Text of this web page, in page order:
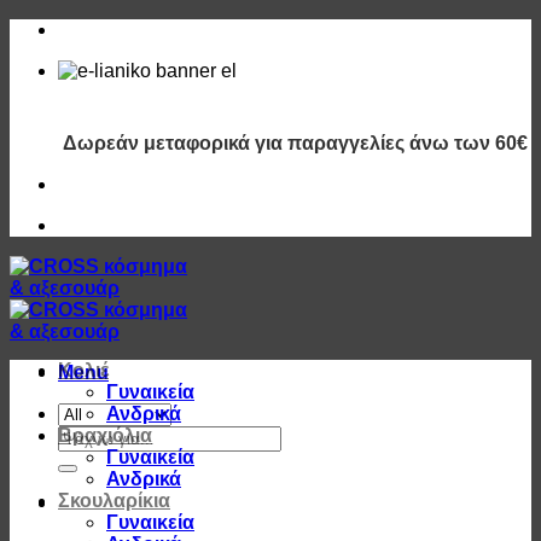
Μετάβαση
περιεχόμενο
Δωρεάν μεταφορικά για παραγγελίες άνω των 60€
Menu
Αναζήτηση
για:
Κολιέ
Γυναικεία
Ανδρικά
Βραχιόλια
Γυναικεία
Ανδρικά
Σκουλαρίκια
Γυναικεία